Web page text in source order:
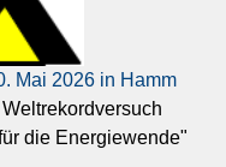
Mai 2026 in Hamm
die Energiewende"